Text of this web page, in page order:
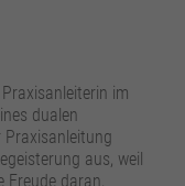
im
dualen
aus, weil
Freude daran,